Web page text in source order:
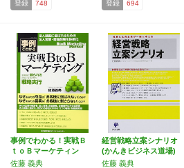
登録 748 登録 694
事例でわかる！実戦Ｂ
ｔｏＢマーケティン
グ お…
佐藤 義典
経営戦略立案シナリオ
(かんきビジネス道場)
佐藤 義典